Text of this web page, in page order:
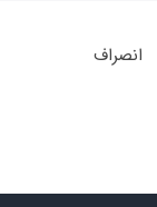
انصراف